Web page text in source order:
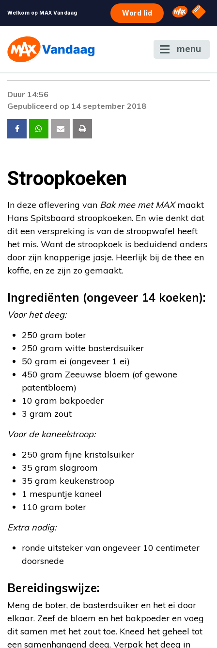
Welkom op MAX Vandaag Word lid Omroep
NPO
menu
De gewenste stream is op dit moment niet
voordoen, neem dan contact op met onze
klantenservice.
Duur 14:56
Gepubliceerd op 14 september 2018
Stroopkoeken
In deze aflevering van Bak mee met MAXmaakt
Hans Spitsbaard stroopkoeken. En wie denkt dat
dit een verspreking is van de stroopwafel heeft
het mis. Want de stroopkoek is beduidend anders
door zijn knapperige jasje. Heerlijk bij de thee en
koffie, en ze zijn zo gemaakt.
Ingrediënten (ongeveer 14 koeken):
Voor het deeg:
250 gram boter
250 gram witte basterdsuiker
50 gram ei (ongeveer 1 ei)
450 gram Zeeuwse bloem (of gewone
patentbloem)
10 gram bakpoeder
3 gram zout
Voor de kaneelstroop:
250 gram fijne kristalsuiker
35 gram slagroom
35 gram keukenstroop
1 mespuntje kaneel
110 gram boter
Extra nodig:
ronde uitsteker van ongeveer 10 centimeter
doorsnede
Bereidingswijze:
Meng de boter, de basterdsuiker en het ei door
elkaar. Zeef de bloem en het bakpoeder en voeg
dit samen met het zout toe. Kneed het geheel tot
een samenhangend deeg. Verpak het deeg in